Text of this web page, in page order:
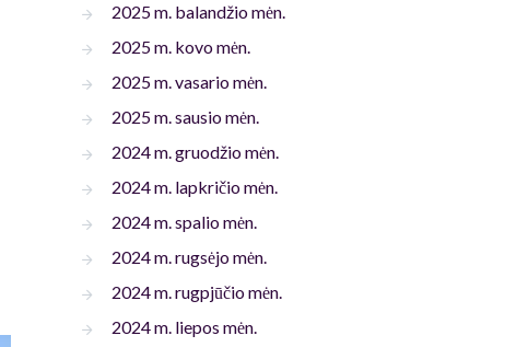
2025 m. balandžio mėn.
2025 m. kovo mėn.
2025 m. vasario mėn.
2025 m. sausio mėn.
2024 m. gruodžio mėn.
2024 m. lapkričio mėn.
2024 m. spalio mėn.
2024 m. rugsėjo mėn.
2024 m. rugpjūčio mėn.
2024 m. liepos mėn.